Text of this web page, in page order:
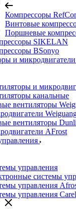
Компрессоры
Винтовые
Поршневые
SIKELAN
BSonyo
и микродвигатели
и
канальные
вентиляторы
вентиляторы Dunli
AFrost
управления
системы
управления
управления Carel